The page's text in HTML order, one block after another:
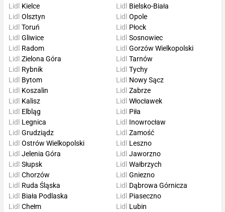
Lidl
Kielce
Lidl
Bielsko-Biała
Lidl Olsztyn
Lidl Toruń
Lidl Gliwice
Lidl
Radom
Lidl Opole
Lidl
Płock
Lidl Sosnowiec
Lidl Gorzów Wielkopolski
Lidl Zielona Góra
Lidl
Rybnik
Lidl
Bytom
Lidl
Koszalin
Lidl Tarnów
Lidl Tychy
Lidl
Nowy Sącz
Lidl Zabrze
Lidl
Kalisz
Lidl
Elbląg
Lidl
Legnica
Lidl Grudziądz
Lidl Włocławek
Lidl
Piła
Lidl
Inowrocław
Lidl Zamość
Lidl Ostrów Wielkopolski
Lidl Jelenia Góra
Lidl Słupsk
Lidl Chorzów
Lidl
Leszno
Lidl Jaworzno
Lidl Wałbrzych
Lidl Gniezno
Lidl
Ruda Śląska
Lidl
Biała Podlaska
Lidl Chełm
Lidl
Dąbrowa Górnicza
Lidl
Piaseczno
Lidl
Lubin